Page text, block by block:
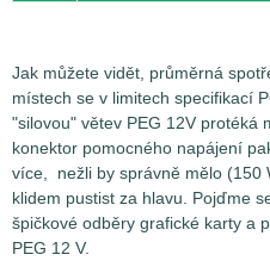
Měření špičkové spotřeby a
Jak můžete vidět, průměrná
místech se v limitech specifikací
"silovou" větev PEG 12V protéká
konektor pomocného napájení
více, nežli by správně mělo (150
klidem pustist za hlavu. Pojďme
špičkové odběry grafické karty a
PEG 12 V.